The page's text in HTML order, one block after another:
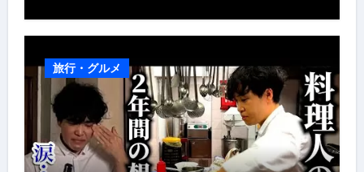
旅行・グルメ